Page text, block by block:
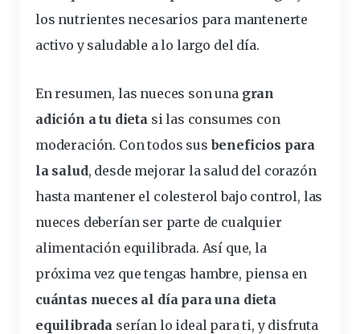
los nutrientes necesarios para mantenerte
activo y saludable a lo largo del día.
En resumen, las nueces son una gran
adición a tu dieta si las consumes con
moderación. Con todos susbeneficios para
la salud, desde mejorar la salud del corazón
hasta mantener el colesterol bajo control, las
nueces deberían ser parte de cualquier
alimentación equilibrada. Así que, la
próxima vez que tengas hambre, piensa en
cuántas nueces al día para una dieta
equilibrada serían lo ideal para ti, y disfruta